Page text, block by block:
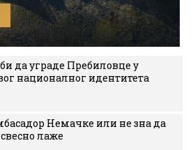
да уграде Пребиловце у
националног идентитета
Немачке или не зна да
лаже